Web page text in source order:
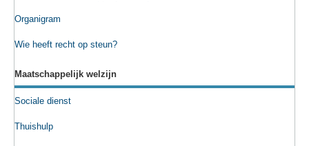
Organigram
Wie heeft recht op steun?
Maatschappelijk welzijn
Sociale dienst
Thuishulp